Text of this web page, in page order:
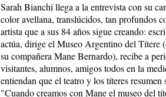
Sarah Bianchi llega a la entrevista con su
color avellana, translúcidos, tan profundos
artista que a sus 84 años sigue creando:
actúa, dirige el Museo Argentino del Títere
su compañera Mane Bernardo), recibe a
visitantes, alumnos, amigos todos en la
entiendan que el teatro y los títeres resumen
"Cuando creamos con Mane el museo del